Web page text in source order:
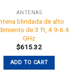
ANTENAS
blindada de alto
de 3 ft, 4.9-6.4
GHz
$615.32
ADD TO CART